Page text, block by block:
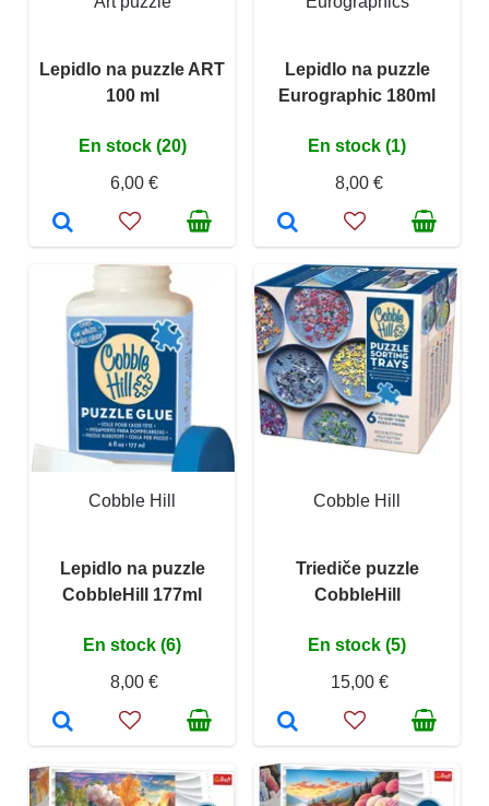
Lepidlo na puzzle ART
100 ml
En stock (20)
6,00 €
Lepidlo na puzzle
Eurographic 180ml
En stock (1)
8,00 €
Cobble Hill
Lepidlo na puzzle
CobbleHill 177ml
En stock (6)
8,00 €
Cobble Hill
Triediče puzzle
CobbleHill
En stock (5)
15,00 €